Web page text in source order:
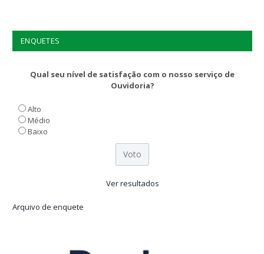
ENQUETES
Qual seu nível de satisfação com o nosso serviço de
Ouvidoria?
Alto
Médio
Baixo
Ver resultados
Arquivo de enquete